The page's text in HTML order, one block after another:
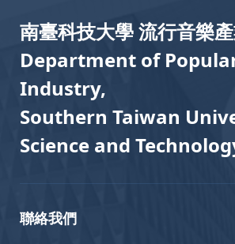
南臺科技大學 流行音樂
Department of
Industry,
Southern Taiwan
Science and
聯絡我們